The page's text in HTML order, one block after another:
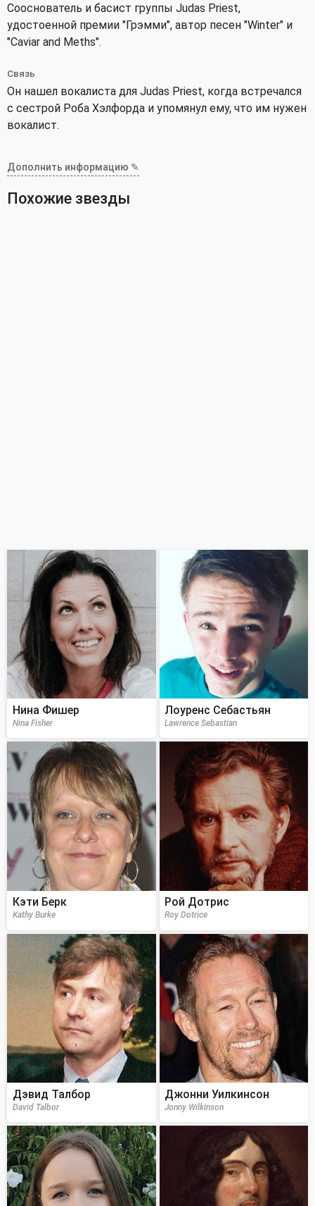
Сооснователь и басист группы Judas Priest,
удостоенной премии "Грэмми", автор песен "Winter" и
"Caviar and Meths".
Связь
Он нашел вокалиста для Judas Priest, когда встречался
с сестрой Роба Хэлфорда и упомянул ему, что им нужен
вокалист.
Дополнить информацию ✎
Похожие звезды
Нина Фишер
Nina Fisher
Лоуренс Себастьян
Lawrence Sebastian
Кэти Берк
Kathy Burke
Рой Дотрис
Roy Dotrice
Дэвид Талбор
David Talbor
Джонни Уилкинсон
Jonny Wilkinson